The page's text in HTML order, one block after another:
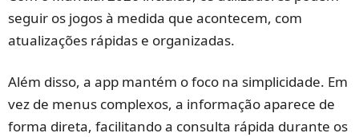
seguir os jogos à medida que acontecem, com
atualizações rápidas e organizadas.
Além disso, a app mantém o foco na simplicidade. Em
vez de menus complexos, a informação aparece de
forma direta, facilitando a consulta rápida durante os